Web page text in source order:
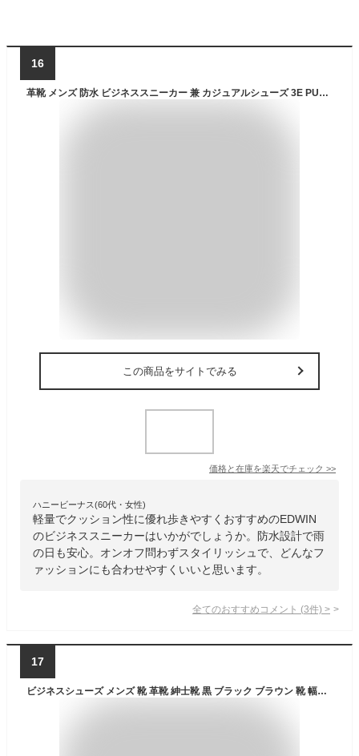
16
革靴 メンズ 防水 ビジネススニーカー 兼 カジュアルシューズ 3E PUレザー 軽量 衝撃吸収ソール おしゃれ 色 紳士靴 EDWIN エドウィン EDM456｜正規販売店
この商品をサイトでみる
価格と在庫を楽天でチェック >>
ハニービーナス(60代・女性)
軽量でクッション性に優れ歩きやすくおすすめのEDWIN
のビジネススニーカーはいかがでしょうか。防水設計で雨
の日も安心。オンオフ問わずスタイリッシュで、どんなフ
ァッションにも合わせやすくいいと思います。
全てのおすすめコメント (3件) >
17
ビジネスシューズ メンズ 靴 革靴 紳士靴 黒 ブラック ブラウン 靴 幅広 4E 軽量 軽い 防滑 レースアップ スリッポン スニーカー 歩きやすい 疲れない 靴紐 ジップ ジッパー カジュアル シューズ ウィルソン Wilson 1601 1602